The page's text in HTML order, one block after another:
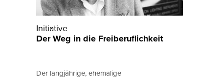
Initiative
Der Weg in die Freiberuflichkeit
Der langjährige, ehemalige